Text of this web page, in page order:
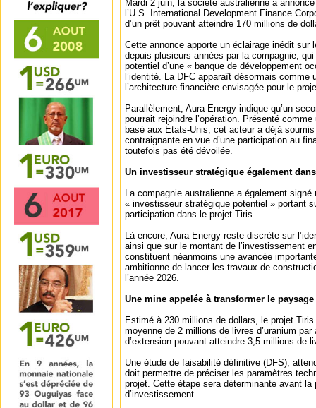
Mardi 2 juin, la société australienne a
l’U.S. International Development Finance
d’un prêt pouvant atteindre 170 millions de
Cette annonce apporte un éclairage inédit sur
depuis plusieurs années par la compagnie,
potentiel d’une « banque de développement
l’identité. La DFC apparaît désormais comme
l’architecture financière envisagée pour le
Parallèlement, Aura Energy indique qu’un
pourrait rejoindre l’opération. Présenté
basé aux États-Unis, cet acteur a déjà
contraignante en vue d’une participation au
toutefois pas été dévoilée.
Un investisseur stratégique également
La compagnie australienne a également signé
« investisseur stratégique potentiel » portant
participation dans le projet Tiris.
Là encore, Aura Energy reste discrète sur
ainsi que sur le montant de l’investissement
constituent néanmoins une avancée
ambitionne de lancer les travaux de
l’année 2026.
Une mine appelée à transformer le
Estimé à 230 millions de dollars, le projet
moyenne de 2 millions de livres d’uranium
d’extension pouvant atteindre 3,5 millions de
Une étude de faisabilité définitive (DFS),
doit permettre de préciser les paramètres
projet. Cette étape sera déterminante avant la
d’investissement.